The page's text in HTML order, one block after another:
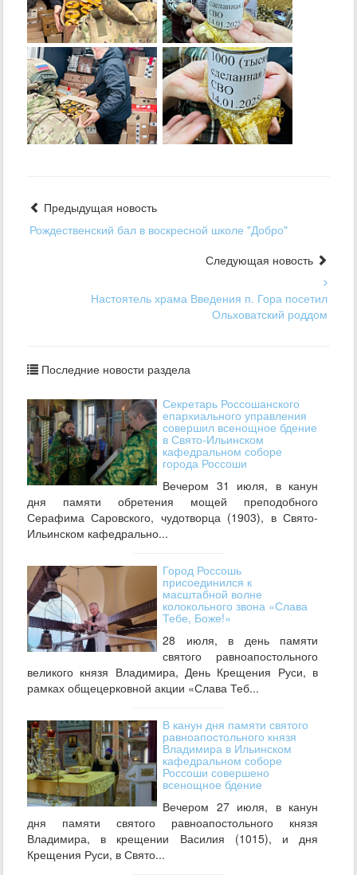
Предыдущая новость
Рождественский бал в воскресной школе "Добро"
Следующая новость
Настоятель храма Введения п. Гора посетил
Ольховатский роддом
Последние новости раздела
Секретарь Россошанского
епархиального управления
совершил всенощное бдение
в Свято-Ильинском
кафедральном соборе
города Россоши
Вечером 31 июля, в канун
дня памяти обретения мощей преподобного
Серафима Саровского, чудотворца (1903), в Свято-
Ильинском кафедрально...
Город Россошь
присоединился к
масштабной волне
колокольного звона «Слава
Тебе, Боже!»
28 июля, в день памяти
святого равноапостольного
великого князя Владимира, День Крещения Руси, в
рамках общецерковной акции «Слава Теб...
В канун дня памяти святого
равноапостольного князя
Владимира в Ильинском
кафедральном соборе
Россоши совершено
всенощное бдение
Вечером 27 июля, в канун
дня памяти святого равноапостольного князя
Владимира, в крещении Василия (1015), и дня
Крещения Руси, в Свято...